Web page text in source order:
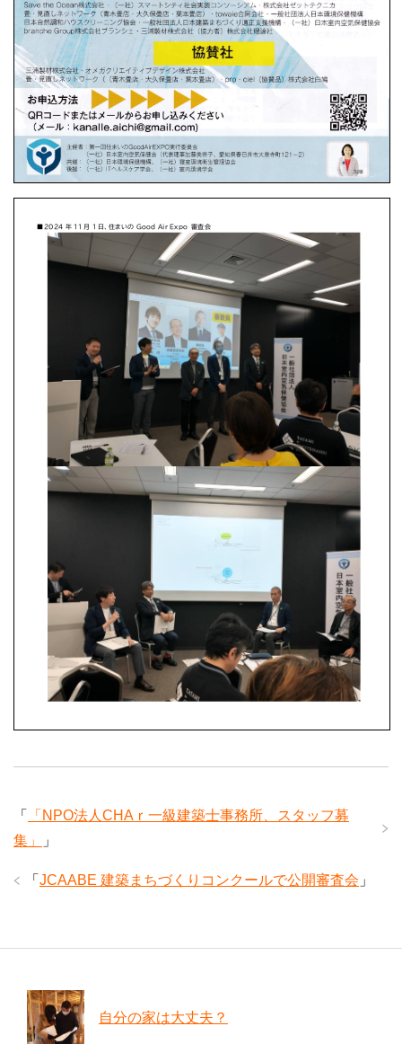
「
「NPO法人CHAｒ一級建築士事務所、スタッフ募
集」
」
「 JCAABE 建築まちづくりコンクールで公開審査会 」
自分の家は大丈夫？